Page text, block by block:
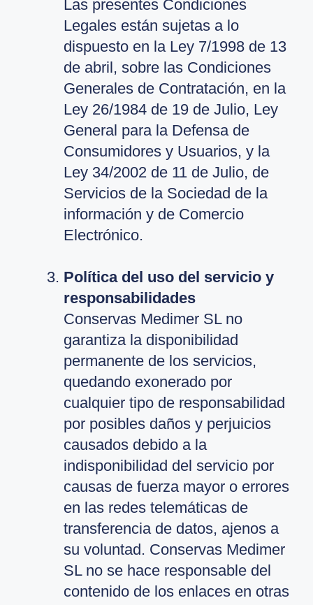
Las presentes Condiciones
Legales están sujetas a lo
dispuesto en la Ley 7/1998 de 13
de abril, sobre las Condiciones
Generales de Contratación, en la
Ley 26/1984 de 19 de Julio, Ley
General para la Defensa de
Consumidores y Usuarios, y la
Ley 34/2002 de 11 de Julio, de
Servicios de la Sociedad de la
información y de Comercio
Electrónico.
Política del uso del servicio y
responsabilidades
Conservas Medimer SL no
garantiza la disponibilidad
permanente de los servicios,
quedando exonerado por
cualquier tipo de responsabilidad
por posibles daños y perjuicios
causados debido a la
indisponibilidad del servicio por
causas de fuerza mayor o errores
en las redes telemáticas de
transferencia de datos, ajenos a
su voluntad. Conservas Medimer
SL no se hace responsable del
contenido de los enlaces en otras